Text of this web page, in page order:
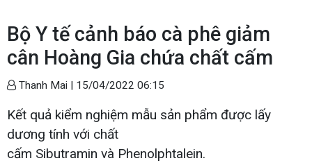
Bộ Y tế cảnh báo cà phê giảm
cân Hoàng Gia chứa chất cấm
Thanh Mai | 15/04/2022 06:15
Kết quả kiểm nghiệm mẫu sản phẩm được lấy
dương tính với chất
cấm Sibutramin và Phenolphtalein.